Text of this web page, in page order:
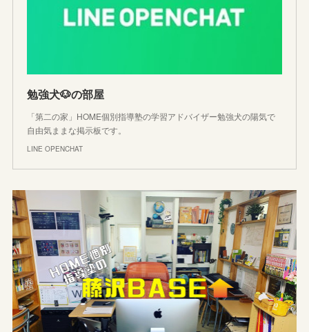
勉強犬🐶の部屋
「第二の家」HOME個別指導塾の学習アドバイザー勉強犬の陽気で
自由気ままな掲示板です。
LINE OPENCHAT